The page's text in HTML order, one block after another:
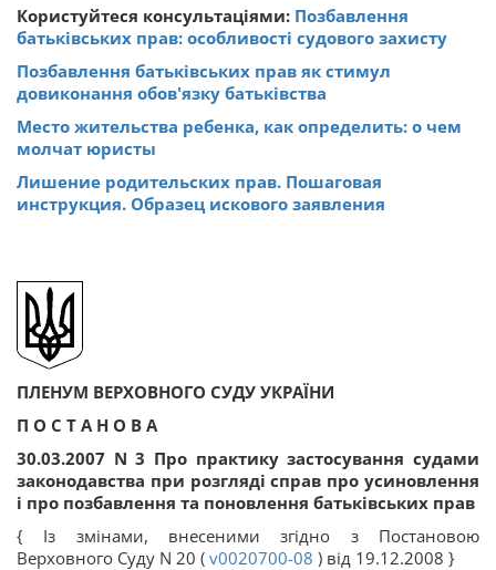
Користуйтеся консультаціями: Позбавлення
батьківських прав: особливості судового захисту
Позбавлення батьківських прав як стимул
довиконання обов'язку батьківства
Место жительства ребенка, как определить: о чем
молчат юристы
Лишение родительских прав. Пошаговая
инструкция. Образец искового заявления
ПЛЕНУМ ВЕРХОВНОГО СУДУ УКРАЇНИ
П О С Т А Н О В А
30.03.2007 N 3 Про практику застосування судами
законодавства при розгляді справ про усиновлення
і про позбавлення та поновлення батьківських прав
{ Із змінами, внесеними згідно з Постановою
Верховного Суду N 20 ( v0020700-08 ) від 19.12.2008 }